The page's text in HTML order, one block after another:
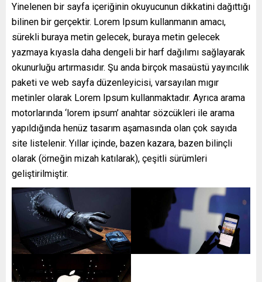
Yinelenen bir sayfa içeriğinin okuyucunun dikkatini dağıttığı
bilinen bir gerçektir. Lorem Ipsum kullanmanın amacı,
sürekli buraya metin gelecek, buraya metin gelecek
yazmaya kıyasla daha dengeli bir harf dağılımı sağlayarak
okunurluğu artırmasıdır. Şu anda birçok masaüstü yayıncılık
paketi ve web sayfa düzenleyicisi, varsayılan mıgır
metinler olarak Lorem Ipsum kullanmaktadır. Ayrıca arama
motorlarında ‘lorem ipsum’ anahtar sözcükleri ile arama
yapıldığında henüz tasarım aşamasında olan çok sayıda
site listelenir. Yıllar içinde, bazen kazara, bazen bilinçli
olarak (örneğin mizah katılarak), çeşitli sürümleri
geliştirilmiştir.